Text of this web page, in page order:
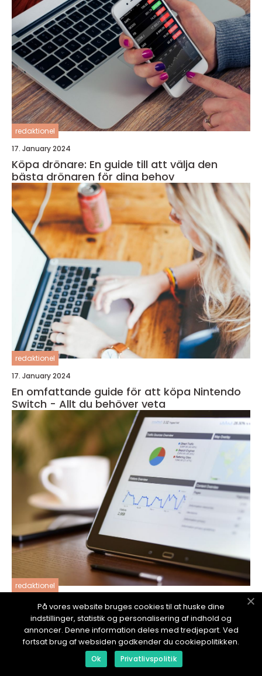
redaktionel
17. January 2024
Köpa drönare: En guide till att välja den
bästa drönaren för dina behov
redaktionel
17. January 2024
En omfattande guide för att köpa Nintendo
Switch - Allt du behöver veta
redaktionel
17. January 2024
Köpa router - en grundlig guide till att välja
rätt router för ditt nätverk
På vores website bruges cookies til at huske dine
indstillinger, statistik og personalisering af indhold og
annoncer. Denne information deles med tredjepart. Ved
fortsat brug af websiden godkender du cookiepolitikken.
Ok Privatlivspolitik